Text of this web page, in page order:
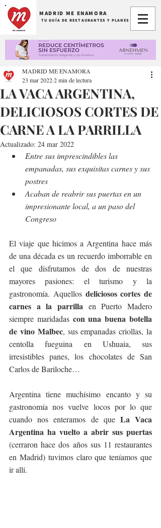
MADRID ME ENAMORA
TU GUÍA DE RESTAURANTES Y PLANES
LA VACA ARGENTINA,
DELICIOSOS CORTES DE
CARNE A LA PARRILLA
MADRID ME ENAMORA
23 mar 20222 min de lectura
Actualizado: 24 mar 2022
Entre sus imprescindibles las
empanadas, sus exquisitas carnes y sus
postres
Acaban de reabrir sus puertas en un
impresionante local, a un paso del
Congreso
El viaje que hicimos a Argentina hace más
de una década es un recuerdo imborrable en
el que disfrutamos de dos de nuestras
mayores pasiones: el turismo y la
gastronomía. Aquellos deliciosos cortes de
carnes a la parrilla en Puerto Madero
siempre maridadas con una buena botella
de vino Malbec, sus empanadas criollas, la
centolla fueguina en Ushuaia, sus
irresistibles panes, los chocolates de San
Carlos de Bariloche…
Argentina tiene muchísimo encanto y su
gastronomía nos vuelve locos por lo que
cuando nos enteramos de que La Vaca
Argentina ha vuelto a abrir sus puertas
(cerraron hace dos años sus 11 restaurantes
en Madrid) tuvimos claro que teníamos que
ir allí.